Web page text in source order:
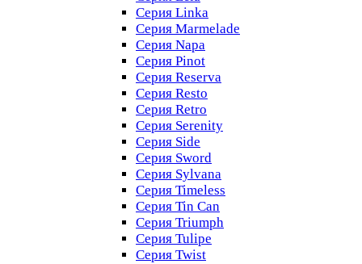
Серия Linka
Серия Marmelade
Серия Napa
Серия Pinot
Серия Reserva
Серия Resto
Серия Retro
Серия Serenity
Серия Side
Серия Sword
Серия Sуlvana
Серия Timeless
Серия Tin Can
Серия Triumph
Серия Tulipe
Серия Twist